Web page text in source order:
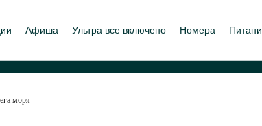
Афиша Ультра все включено Номера
моря